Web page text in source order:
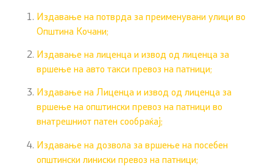
Издавање на потврда за преименувани улици во
Општина Кочани;
Издавање на лиценца и извод од лиценца за
вршење на авто такси превоз на патници;
Издавање на Лиценца и извод од лиценца за
вршење на општински превоз на патници во
внатрешниот патен сообраќај;
Издавање на дозвола за вршење на посебен
општински линиски превоз на патници;